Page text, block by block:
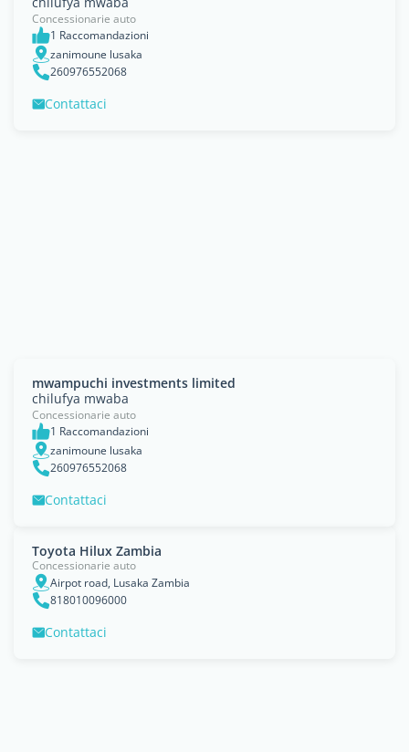
Concessionarie auto
1 Raccomandazioni
zanimoune lusaka
260976552068
Contattaci
mwampuchi investments limited
chilufya mwaba
Concessionarie auto
1 Raccomandazioni
zanimoune lusaka
260976552068
Contattaci
Toyota Hilux Zambia
Concessionarie auto
Airpot road, Lusaka Zambia
818010096000
Contattaci